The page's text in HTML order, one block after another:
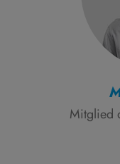
Mitglied